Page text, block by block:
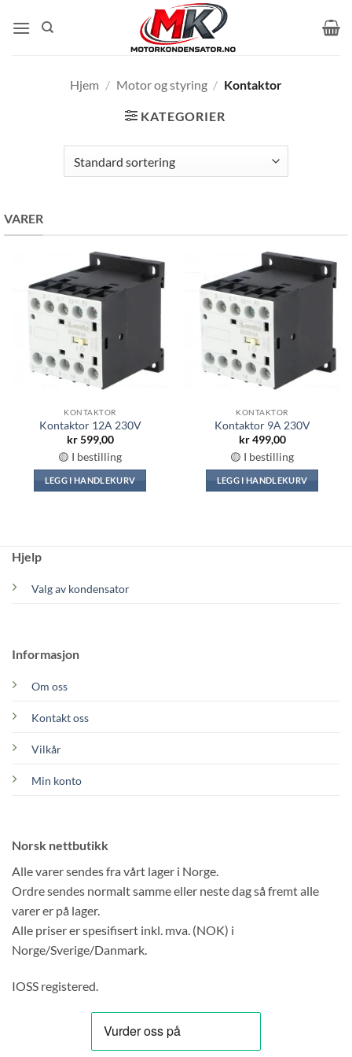
Hjem / Motor og styring / Kontaktor
KATEGORIER
VARER
KONTAKTOR
Kontaktor 12A 230V
kr599,00
🟡 I bestilling
LEGG I HANDLEKURV
KONTAKTOR
Kontaktor 9A 230V
kr499,00
🟡 I bestilling
LEGG I HANDLEKURV
Hjelp
Valg av kondensator
Informasjon
Om oss
Kontakt oss
Vilkår
Min konto
Norsk nettbutikk
Alle varer sendes fra vårt lager i Norge.
Ordre sendes normalt samme eller neste dag så fremt alle
varer er på lager.
Alle priser er spesifisert inkl. mva. (NOK) i
Norge/Sverige/Danmark.
IOSS registered.